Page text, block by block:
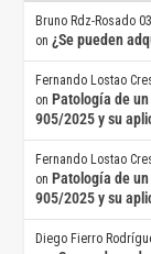
Bruno Rdz-Rosado
on¿Se pueden
Fernando Lostao
on Patología de
905/2025 y su
Fernando Lostao
on Patología de
905/2025 y su
Diego Fierro